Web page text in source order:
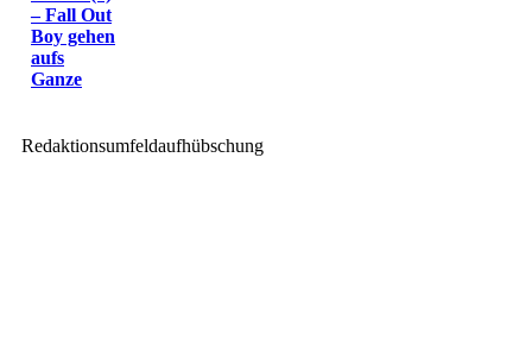
– Fall Out
Boy gehen
aufs
Ganze
Redaktionsumfeldaufhübschung